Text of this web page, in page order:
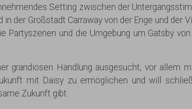
Setting zwischen der
der Großstadt Carraway von der Enge und der
und die Umgebung um Gatsby
Handlung ausgesucht, vor allem
mit Daisy zu ermöglichen und will
Zukunft gibt.